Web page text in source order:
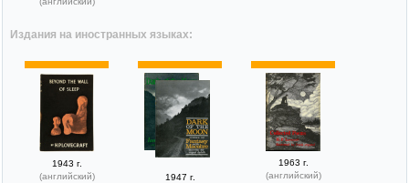
Издания на иностранных языках:
1943 г.
(английский)
1947 г.
1963 г.
(английский)